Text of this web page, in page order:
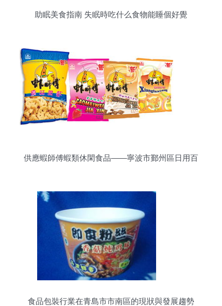
助眠美食指南 失眠時吃什么食物能睡個好覺
供應蝦師傅蝦類休閑食品——寧波市鄞州區日用百
食品包裝行業在青島市市南區的現狀與發展趨勢